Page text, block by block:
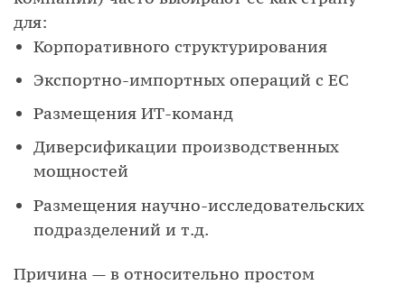
для:
Корпоративного структурирования
Экспортно-импортных операций с ЕС
Размещения ИТ-команд
Диверсификации производственных
мощностей
Размещения научно-исследовательских
подразделений и т.д.
Причина — в относительно простом